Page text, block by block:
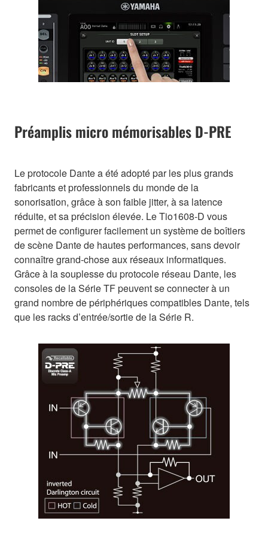
Préamplis micro mémorisables D-PRE
Le protocole Dante a été adopté par les plus grands
fabricants et professionnels du monde de la
sonorisation, grâce à son faible jitter, à sa latence
réduite, et sa précision élevée. Le Tio1608-D vous
permet de configurer facilement un système de boîtiers
de scène Dante de hautes performances, sans devoir
connaître grand-chose aux réseaux informatiques.
Grâce à la souplesse du protocole réseau Dante, les
consoles de la Série TF peuvent se connecter à un
grand nombre de périphériques compatibles Dante, tels
que les racks d’entrée/sortie de la Série R.